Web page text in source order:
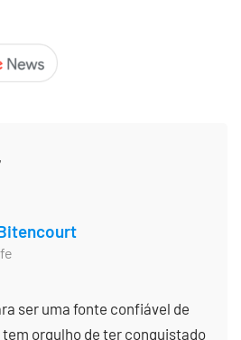
ser uma fonte confiável de
orgulho de ter conquistado